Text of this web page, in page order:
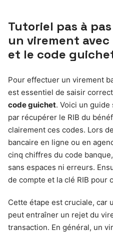
Tutoriel pas à
un virement
et le code
Pour effectuer un virement
est essentiel de saisir
code guichet. Voici un
par récupérer le RIB du
clairement ces codes. Lors
bancaire en ligne ou en
cinq chiffres du code
sans espaces ni erreurs.
de compte et la clé RIB pour
Cette étape est cruciale, car
peut entraîner un rejet du
transaction. En général, un